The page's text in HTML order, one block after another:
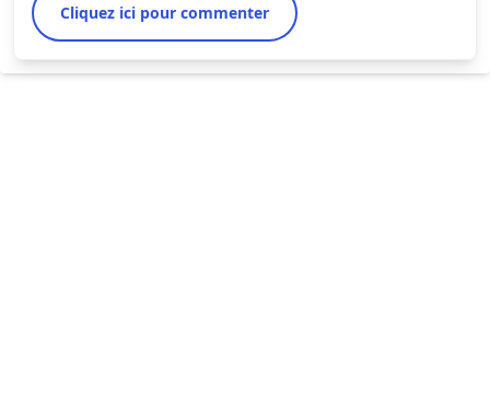
Cliquez ici pour commenter